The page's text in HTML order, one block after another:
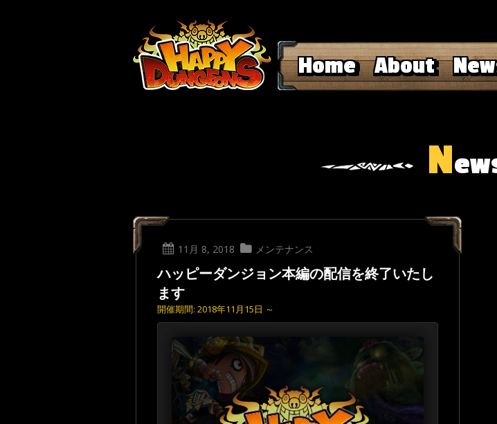
Home About
N
11月 8, 2018 メンテナンス
ハッピーダンジョン本編の配信を終了いたし
ます
開催期間: 2018年11月15日 ～